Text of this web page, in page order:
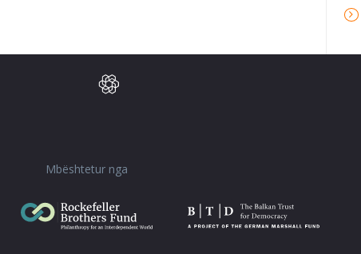
Mbështetur nga